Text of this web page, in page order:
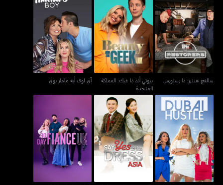
سالفج هنترز: ذا رستورس
سالفج هنترز: ذا رستورس
بيوتي أند ذا غيك: المملكة
المتحدة
بيوتي أند ذا غيك: المملكة
المتحدة
آي لوف أيه ماماز بوي
آي لوف أيه ماماز بوي
دبي هاسل ساي يس تو ذا دريس آسيا 90 داي فيانسيه UK